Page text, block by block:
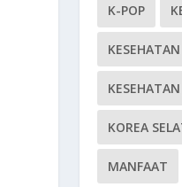
K-POP
KESEHATAN
KOREA
MANFAAT